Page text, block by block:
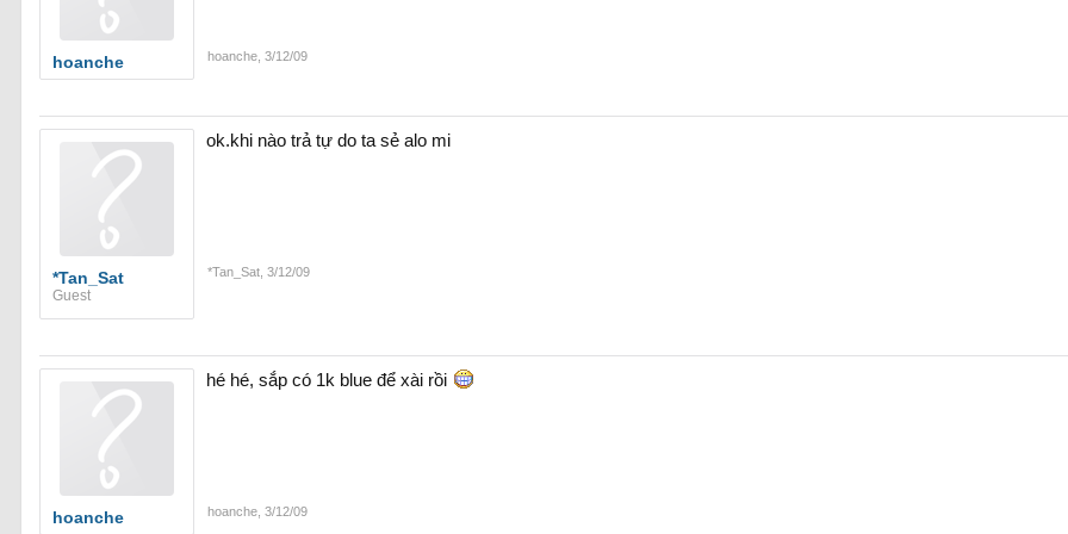
hoanche hoanche 3/12/09
*Tan_Sat
Guest
ok.khi nào trả tự do ta sẻ alo mi
*Tan_Sat 3/12/09
hoanche
hé hé, sắp có 1k blue để xài rồi
hoanche 3/12/09